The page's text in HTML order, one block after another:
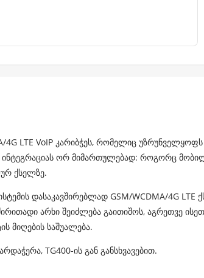
4G LTE VoIP კარიბჭეს, რომელიც უზრუნველყოფს
ინტეგრაციას ორ მიმართულებად: როგორც
ქსელზე.
დასაკავშირებლად GSM/WCDMA/4G LTE
არხი შეიძლება გაითიშოს, აგრეთვე
მიღების საშუალება.
TG400-ის გან განსხვავებით.